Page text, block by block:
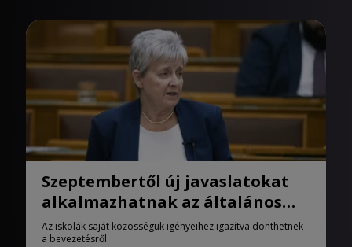
Szeptembertől új javaslatokat
alkalmazhatnak az általános
iskolák
Az iskolák saját közösségük igényeihez igazítva dönthetnek
a bevezetésről.